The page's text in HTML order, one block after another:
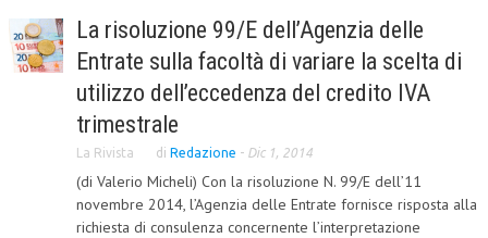
CODICE ETICO
AUTORI
COLLABORA CON NOI
ECONOMIA
CORPORATE SOCIAL RESPONSIBILITY
La risoluzione 99/E dell’Agenzia delle
Entrate sulla facoltà di variare la scelta di
utilizzo dell’eccedenza del credito IVA
trimestrale
La Rivista di Redazione - Dic 1, 2014
(di Valerio Micheli) Con la risoluzione N. 99/E dell’11
novembre 2014, l’Agenzia delle Entrate fornisce risposta alla
richiesta di consulenza concernente l’interpretazione